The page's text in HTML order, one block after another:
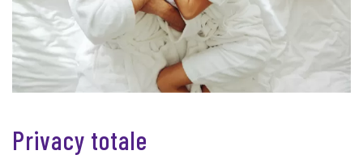
Privacy totale